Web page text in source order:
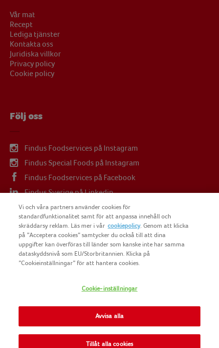
Vår mat
Recept
Lediga tjänster
Kontakta oss
Juridiska villkor
Privacy policy
Cookie policy
Följ oss
Findus Foodservices på Instagram
Findus Special Foods på Instagram
Findus Foodservices på Facebook
Findus Sverige på Linkedin
Findus Sverige på Youtube
COPYRIGHT FINDUS SVERIGE AB 2025
FINDUS
NOMAD FOODS
Vi och våra partners använder cookies för
standardfunktionalitet samt för att anpassa innehåll och
skräddarsy reklam. Läs mer i vår cookiepolicy. Genom att klicka
på ”Acceptera cookies” samtycker du också till att dina
uppgifter kan överföras till länder som kanske inte har samma
dataskyddsnivå som EU/Storbritannien. Klicka på
”Cookieinställningar” för att hantera cookies.
Cookie-inställningar
Avvisa alla
Tillåt alla cookies